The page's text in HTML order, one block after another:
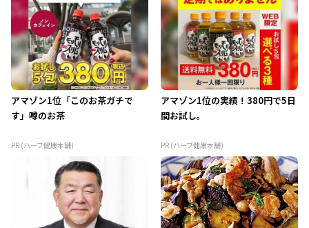
アマゾン1位「このお茶ガチで
す」噂のお茶
PR (ハーブ健康本舗)
アマゾン1位の実績！380円で5日
間お試し。
PR (ハーブ健康本舗)